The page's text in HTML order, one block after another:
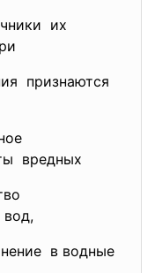
их
признаются
вредных
вод,
в водные